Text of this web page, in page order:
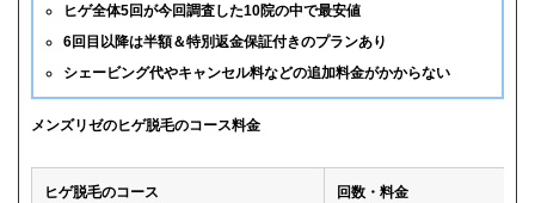
ゴリラクリニック 76,800円(平日6回)
メンズエミナル 78,000円
ダビデクリニック
ウィルビークリニックブラック 88,000円
ヒゲ全体5回が今回調査した10院の中で最安値
6回目以降は半額＆特別返金保証付きのプランあり
シェービング代やキャンセル料などの追加料金がかからない
メンズリゼのヒゲ脱毛のコース料金
ヒゲ脱毛のコース 回数・料金